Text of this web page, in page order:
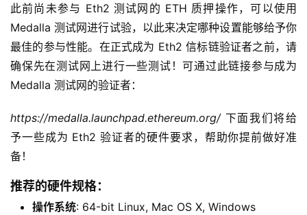
此前尚未参与 Eth2 测试网的 ETH 质押操作，可以使用
Medalla 测试网进行试验，以此来决定哪种设置能够给予你
最佳的参与性能。在正式成为 Eth2 信标链验证者之前，请
确保先在测试网上进行一些测试！可通过此链接参与成为
Medalla 测试网的验证者：
https://medalla.launchpad.ethereum.org/下面我们将给
予一些成为 Eth2 验证者的硬件要求，帮助你提前做好准
备！
推荐的硬件规格：
操作系统: 64-bit Linux, Mac OS X, Windows